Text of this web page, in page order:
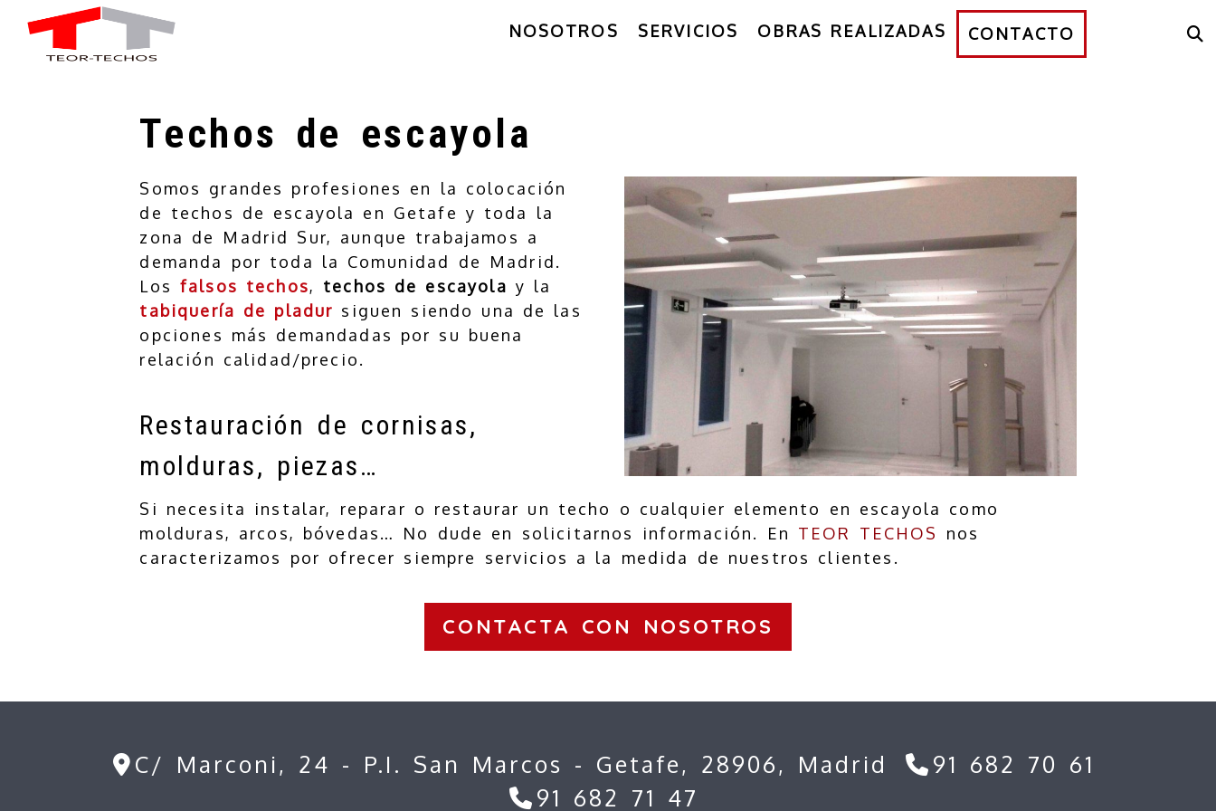
NOSOTROS SERVICIOS OBRAS REALIZADAS CONTACTO
Techos de escayola
Somos grandes profesiones en la colocación
de techos de escayola en Getafe y toda la
zona de Madrid Sur, aunque trabajamos a
demanda por toda la Comunidad de Madrid.
Los falsos techos, techos de escayola y la
tabiquería de pladur siguen siendo una de las
opciones más demandadas por su buena
relación calidad/precio.
Restauración de cornisas,
molduras, piezas…
Si necesita instalar, reparar o restaurar un techo o cualquier elemento en escayola como
molduras, arcos, bóvedas… No dude en solicitarnos información. En TEOR TECHOS
nos
caracterizamos por ofrecer siempre servicios a la medida de nuestros clientes.
CONTACTA CON NOSOTROS
C/ Marconi, 24 - P.I. San Marcos - Getafe, 28906, Madrid
91 682 70 61
91 682 71 47